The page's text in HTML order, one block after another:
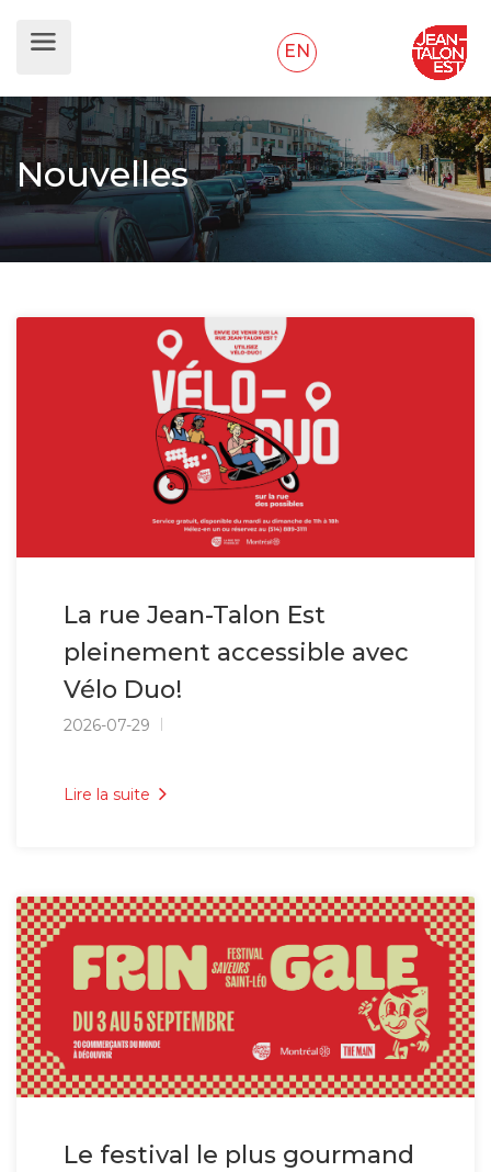
EN
Nouvelles
La rue Jean-Talon Est
pleinement accessible avec
Vélo Duo!
2026-07-29
Lire la suite
Le festival le plus gourmand